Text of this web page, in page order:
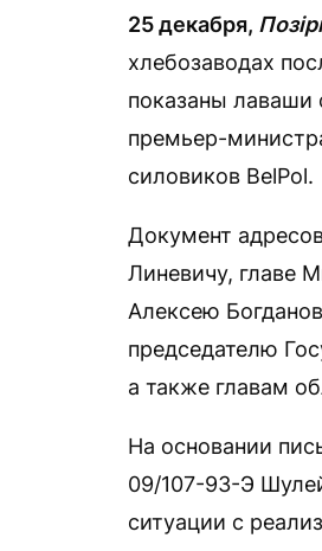
25 декабря,
хлебозаводах
показаны лаваши
премьер-
силовиков BelPol.
Документ
Линевичу, главе
Алексею
председателю
а также главам
На основании
09/107-93-Э
ситуации с